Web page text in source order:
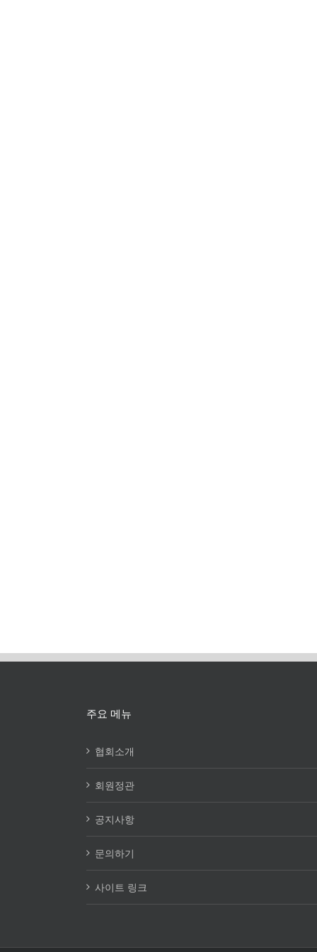
주요 메뉴
협회소개
회원정관
공지사항
문의하기
사이트 링크